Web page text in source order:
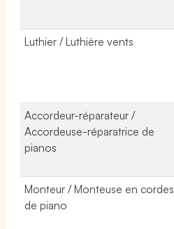
Luthier / Luthière vents
Accordeur-réparateur /
Accordeuse-réparatrice de
pianos
Monteur / Monteuse en cordes
de piano